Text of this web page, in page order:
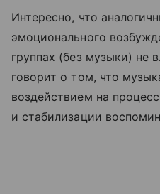
Интересно, что
эмоционального
группах (без музыки) не
говорит о том, что
воздействием на
и стабилизации